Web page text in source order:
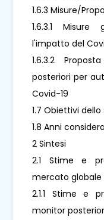
1.6.3 Misure/
1.6.3.1 Misure
l'impatto del
1.6.3.2
posteriori per
Covid-19
1.7 Obiettivi
1.8 Anni
2 Sintesi
2.1 Stime e
mercato
2.1.1 Stime e
monitor